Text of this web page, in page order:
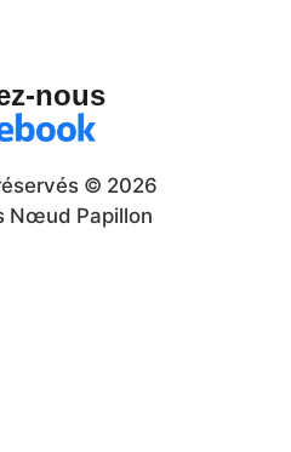
nous
© 2026
Nœud Papillon